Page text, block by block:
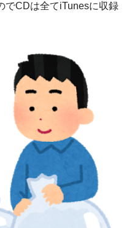
でCDは全てiTunesに収録